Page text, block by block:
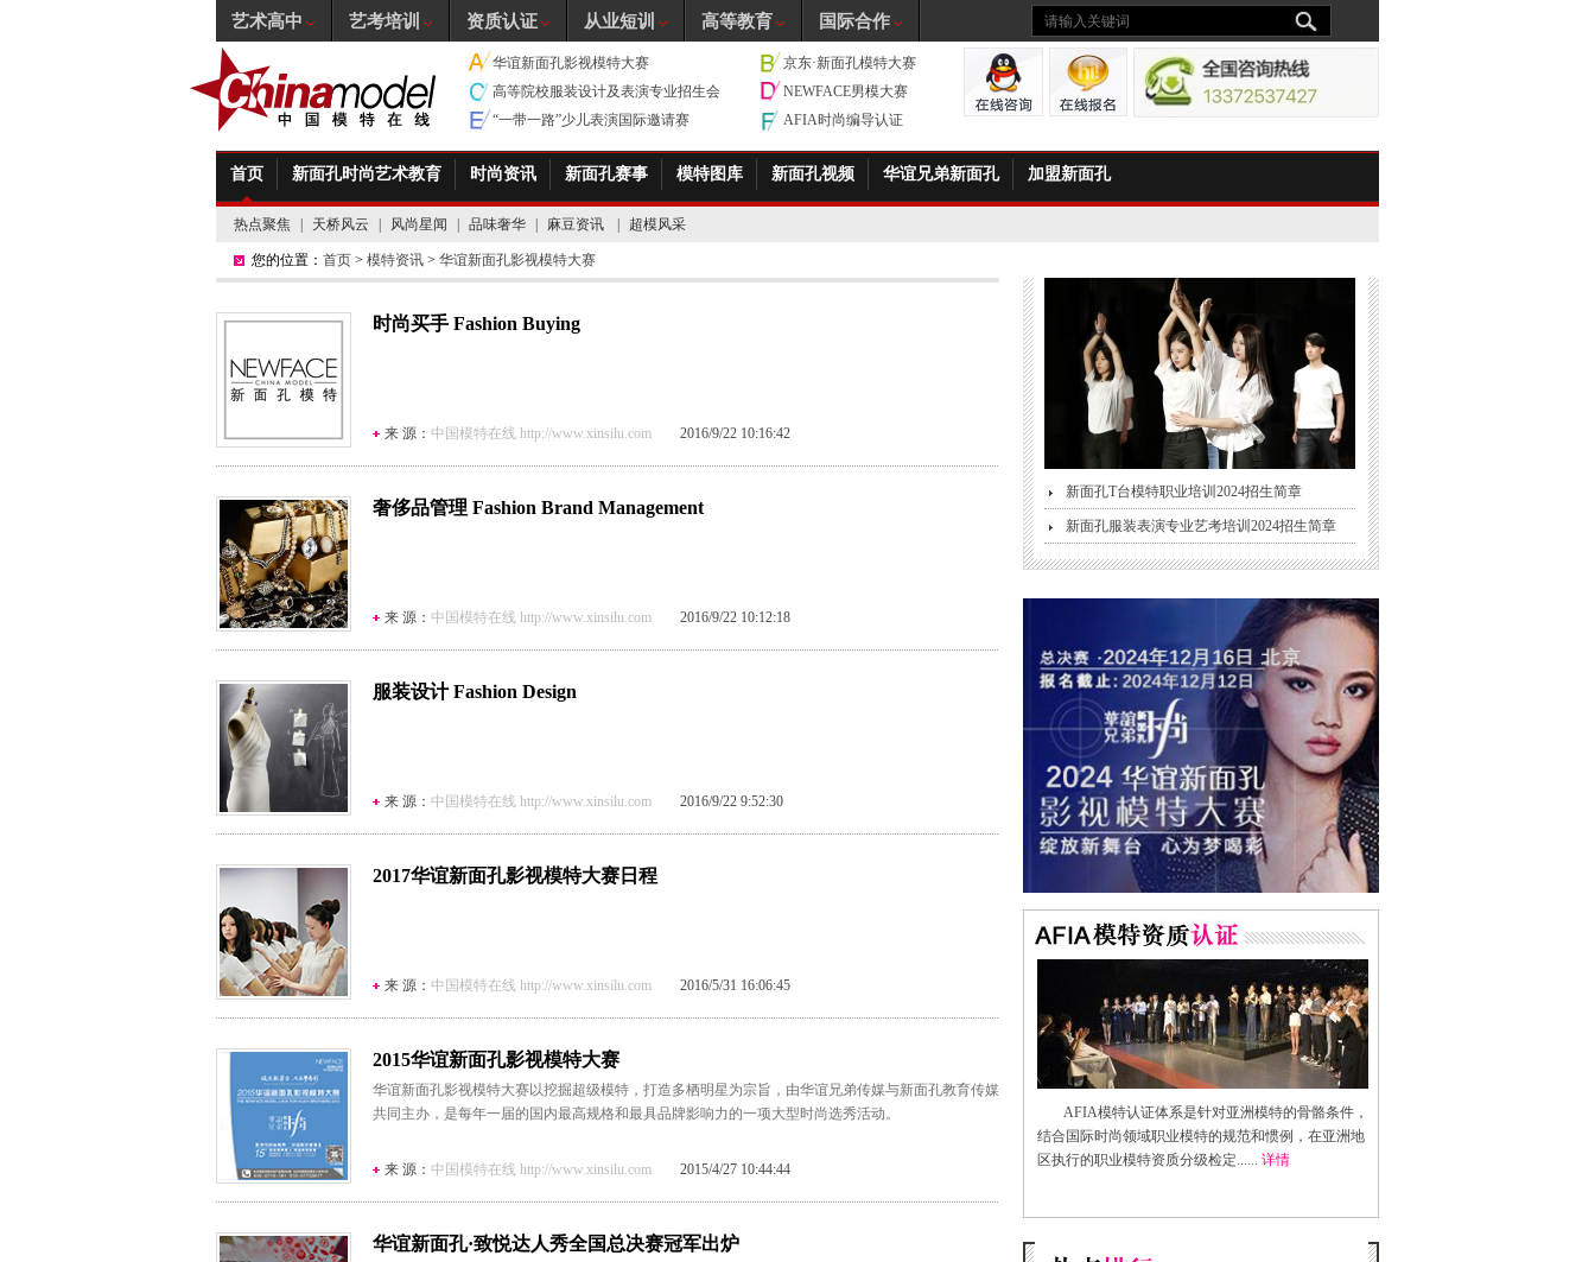
华谊新面孔影视模特大赛
京东·新面孔模特大赛
高等院校服装设计及表演专业招生会
NEWFACE男模大赛
“一带一路”少儿表演国际邀请赛
AFIA时尚编导认证
首页 新面孔时尚艺术教育 时尚资讯 新面孔赛事 模特图库 新面孔视频 华谊兄弟新面孔 加盟新面孔
热点聚焦 天桥风云 风尚星闻 品味奢华 麻豆资讯 超模风采
您的位置： 首页 > 模特资讯 > 华谊新面孔影视模特大赛
时尚买手 Fashion Buying
来 源： 中国模特在线 http://www.xinsilu.com 2016/9/22 10:16:42
奢侈品管理 Fashion Brand Management
来 源： 中国模特在线 http://www.xinsilu.com 2016/9/22 10:12:18
服装设计 Fashion Design
来 源： 中国模特在线 http://www.xinsilu.com 2016/9/22 9:52:30
2017华谊新面孔影视模特大赛日程
来 源： 中国模特在线 http://www.xinsilu.com 2016/5/31 16:06:45
2015华谊新面孔影视模特大赛
华谊新面孔影视模特大赛以挖掘超级模特，打造多栖明星为宗旨，由华谊兄弟传媒与新面孔教育传媒
共同主办，是每年一届的国内最高规格和最具品牌影响力的一项大型时尚选秀活动。
来 源： 中国模特在线 http://www.xinsilu.com 2015/4/27 10:44:44
华谊新面孔·致悦达人秀全国总决赛冠军出炉
新面孔T台模特职业培训2024招生简章
新面孔服装表演专业艺考培训2024招生简章
AFIA模特认证体系是针对亚洲模特的骨骼条件，
结合国际时尚领域职业模特的规范和惯例，在亚洲地
区执行的职业模特资质分级检定...... 详情
艺术高中 艺考培训 资质认证 从业短训 高等教育 国际合作